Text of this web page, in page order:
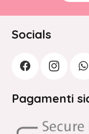
Socials
Pagamenti